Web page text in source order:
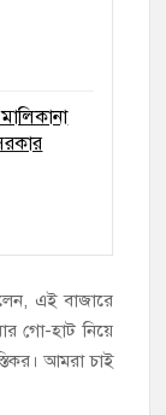
এই বাজারে
গো-হাট নিয়ে
আমরা চাই